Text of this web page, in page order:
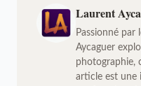
Laurent
Passionné par
Aycaguer
photographie,
article est une